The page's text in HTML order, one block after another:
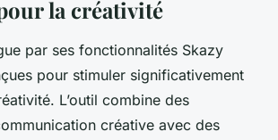
la créativité
par ses fonctionnalités Skazy
pour stimuler significativement
L’outil combine des
créative avec des